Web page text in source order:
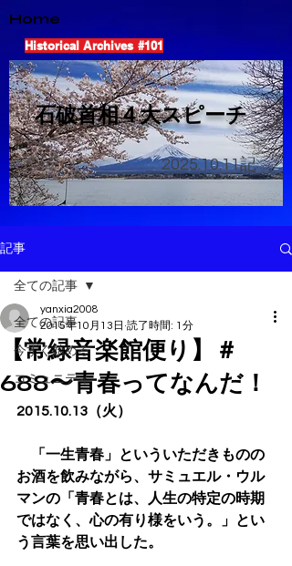
Home
Historical Archives #101
​石破首相４大スピーチ
2025.10.11記
記事
全ての記事
今すぐ始める
コミュニティ
全ての記事
【常緑音楽館便り】＃
688〜青春ってなんだ！
yanxia2008
2015年10月13日 読了時間: 1分
2015.10.13（火）
「一生青春」といういただきものの
お酒を飲みながら、サミュエル・ウル
マンの「青春とは、人生の特定の時期
ではなく、心の有り様をいう。」とい
う言葉を思い出した。